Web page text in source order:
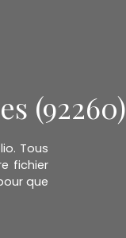
(92260)
Tous
fichier
que